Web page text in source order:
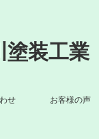
塗装工業
せ お客様の声